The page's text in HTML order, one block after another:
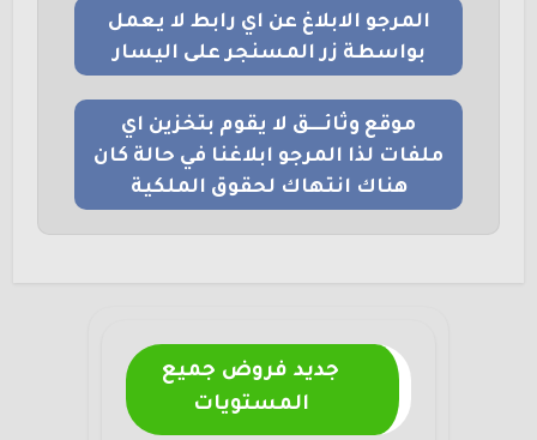
المرجو الابلاغ عن اي رابط لا يعمل
بواسطة زر المسنجر على اليسار
موقع وثائــــق لا يقوم بتخزين اي
ملفات لذا المرجو ابلاغنا في حالة كان
هناك انتهاك لحقوق الملكية
جديد فروض جميع
المستويات